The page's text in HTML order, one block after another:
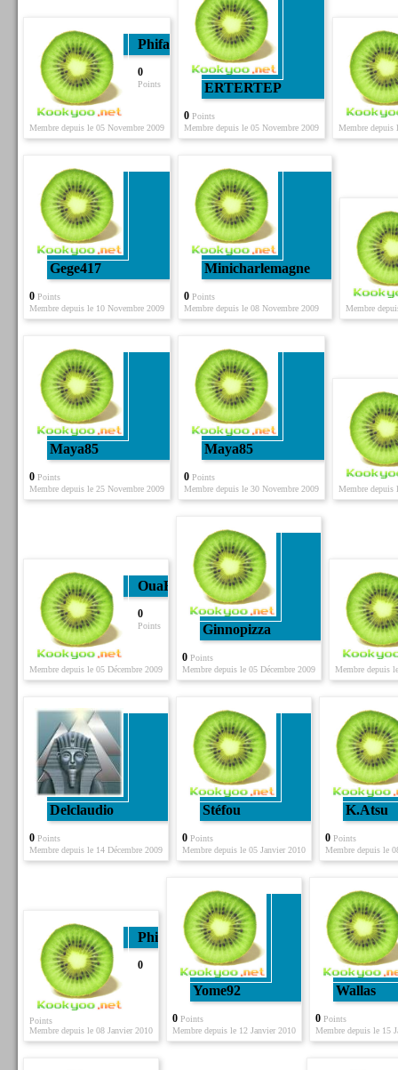
Phifax
0
Points
Membre depuis le 05 Novembre 2009
ERTERTEP
0Points
Membre depuis le 05 Novembre 2009
Membre depuis
Gege417
0Points
Membre depuis le 10 Novembre 2009
Minicharlemagne
0Points
Membre depuis le 08 Novembre 2009
Membre
Maya85
0Points
Membre depuis le 25 Novembre 2009
Maya85
0Points
Membre depuis le 30 Novembre 2009
Membre depuis
OuaR
0
Points
Membre depuis le 05 Décembre 2009
Ginnopizza
0Points
Membre depuis le 05 Décembre 2009
Membre depuis
Delclaudio
0Points
Membre depuis le 14 Décembre 2009
Stéfou
0Points
Membre depuis le 05 Janvier 2010
K.atsu
0Points
Membre depuis le
Phil
0
Points
Membre depuis le 08 Janvier 2010
Yome92
0Points
Membre depuis le 12 Janvier 2010
Wallas
0Points
Membre depuis le 15